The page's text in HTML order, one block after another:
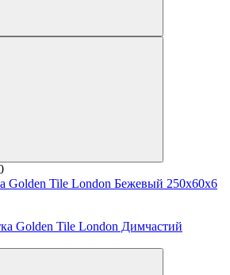
Golden Tile London Бежевый 250х60х6